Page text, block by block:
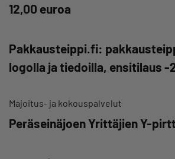
12,00 euroa
Pakkausteippi.fi:
logolla ja tiedoilla, ensitilaus -
Majoitus- ja kokouspalvelut
Peräseinäjoen Yrittäjien Y-